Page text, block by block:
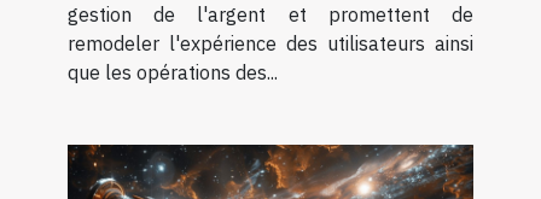
gestion de l'argent et promettent de
remodeler l'expérience des utilisateurs ainsi
que les opérations des...